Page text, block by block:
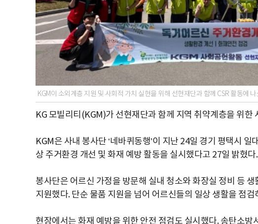
KGM이 소외계층 지원 및 사회적 가치 실현을 위해 선현재단과 함께 CSR 활동에 나
KG 모빌리티(KGM)가 선현재단과 함께 지역 취약계층을 위한
KGM은 사내 봉사단 ‘네바퀴동행’이 지난 24일 경기 평택시
상 주거환경 개선 및 화재 예방 활동을 실시했다고 27일 밝혔다.
봉사단은 어르신 가정을 방문해 실내 청소와 화장실 정비 등
지원했다. 단순 물품 지원을 넘어 어르신들의 일상 생활을 점
현장에서는 화재 예방을 위한 안전 점검도 실시했다. 송탄소